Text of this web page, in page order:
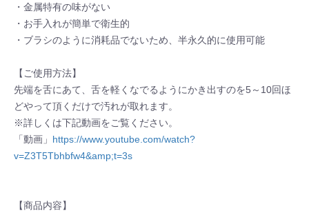
・金属特有の味がない
・お手入れが簡単で衛生的
・ブラシのように消耗品でないため、半永久的に使用可能
【ご使用方法】
先端を舌にあて、舌を軽くなでるようにかき出すのを5～10回ほ
どやって頂くだけで汚れが取れます。
※詳しくは下記動画をご覧ください。
「動画」 https://www.youtube.com/watch?
v=Z3T5Tbhbfw4&amp;t=3s
【商品内容】